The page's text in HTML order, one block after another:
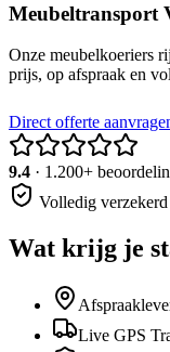
Meubeltransport
Onze meubelkoeriers
prijs, op afspraak en
Direct offerte
9.4 · 1.200+
Volledig verzekerd
Wat krijg je
Live GPS